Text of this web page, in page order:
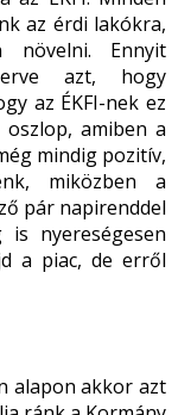
az érdi lakókra,
növelni. Ennyit
azt, hogy
az ÉKFI-nek ez
amiben a
mindig pozitív,
miközben a
pár napirenddel
nyereségesen
a piac, de erről
alapon akkor azt